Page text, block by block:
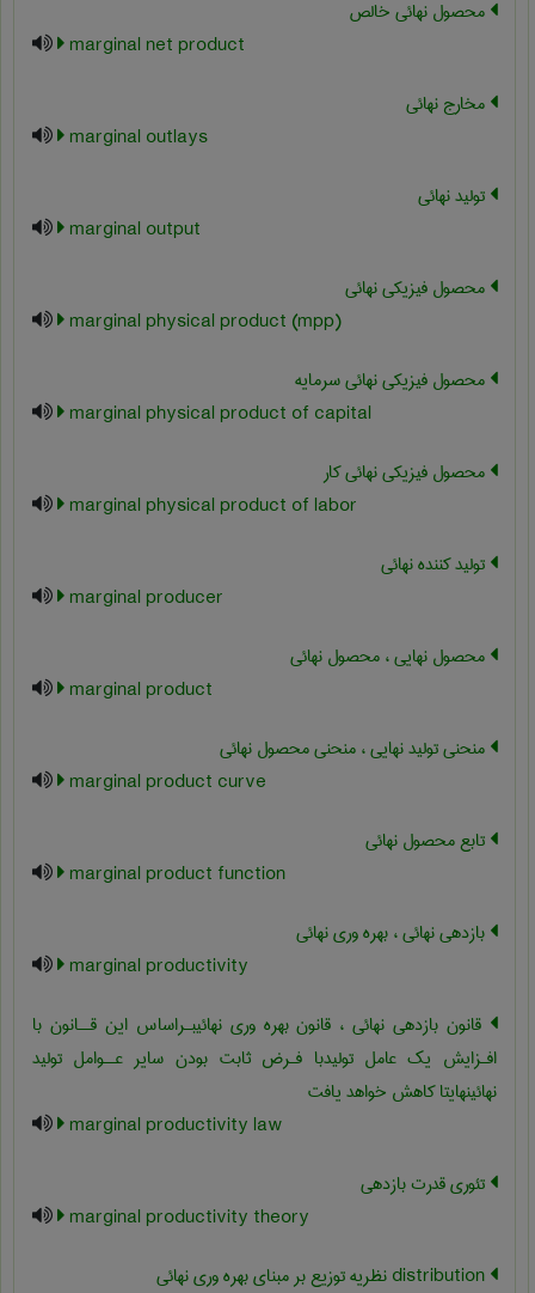
محصول نهائی خالص
marginal net product
مخارج نهائی
marginal outlays
تولید نهائی
marginal output
محصول فیزیکی نهائی
marginal physical product (mpp)
محصول فیزیکی نهائی سرمایه
marginal physical product of capital
محصول فیزیکی نهائی کار
marginal physical product of labor
تولید کننده نهائی
marginal producer
محصول نهایی ، محصول نهائی
marginal product
منحنی تولید نهایی ، منحنی محصول نهائی
marginal product curve
تابع محصول نهائی
marginal product function
بازدهی نهائی ، بهره وری نهائی
marginal productivity
قانون بازدهی نهائی ، قانون بهره وری نهائیبـراساس این قــانون با
افـزایش یک عامل تولیدبا فـرض ثابت بودن سایر عــوامل تولید
نهائینهایتا کاهش خواهد یافت
marginal productivity law
تئوری قدرت بازدهی
marginal productivity theory